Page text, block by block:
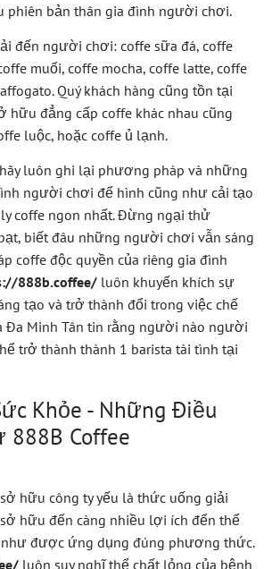
phiên bản thân gia đình người chơi.
đến người chơi: coffe sữa đá, coffe
muối, coffe mocha, coffe latte, coffe
Quý khách hàng cũng tồn tại
hữu đẳng cấp coffe khác nhau cũng
luộc, hoặc coffe ủ lạnh.
luôn ghi lại phương pháp và những
người chơi để hình cũng như cải tạo
coffe ngon nhất. Đừng ngại thử
biết đâu những người chơi vẫn sáng
coffe độc quyền của riêng gia đình
888b.coffee/ luôn khuyến khích sự
tạo và trở thành đổi trong việc chế
Đa Minh Tân tin rằng người nào người
trở thành thành 1 barista tài tình tại
Khỏe - Những Điều
888B Coffee
hữu công ty yếu là thức uống giải
hữu đến càng nhiều lợi ích đến thể
được ứng dụng đúng phương thức.
luôn suy nghĩ thể chất lỏng của bệnh